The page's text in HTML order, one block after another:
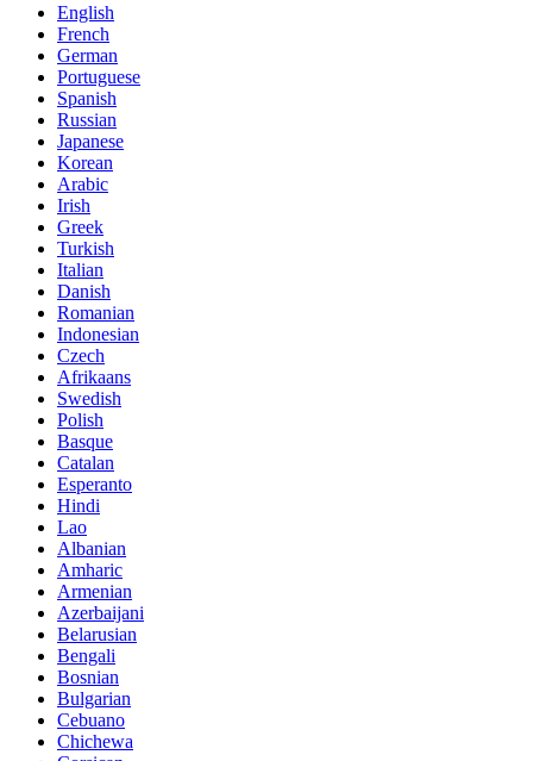
English
French
German
Portuguese
Spanish
Russian
Japanese
Korean
Arabic
Irish
Greek
Turkish
Italian
Danish
Romanian
Indonesian
Czech
Afrikaans
Swedish
Polish
Basque
Catalan
Esperanto
Hindi
Lao
Albanian
Amharic
Armenian
Azerbaijani
Belarusian
Bengali
Bosnian
Bulgarian
Cebuano
Chichewa